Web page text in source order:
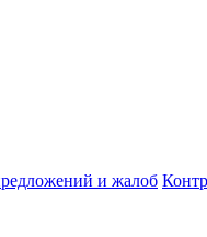
и жалоб